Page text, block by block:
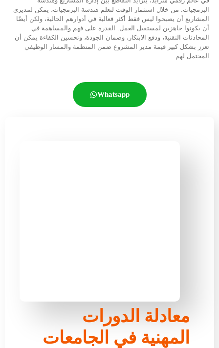
البرمجيات. من خلال استثمار الوقت لتعلم هندسة البرمجيات، يمكن لمديري
المشاريع أن يصبحوا ليس فقط أكثر فعالية في أدوارهم الحالية، ولكن أيضًا
أن يكونوا جاهزين لمستقبل العمل. القدرة على فهم والمساهمة في
المحادثات التقنية، ودفع الابتكار، وضمان الجودة، وتحسين الكفاءة يمكن أن
تعزز بشكل كبير قيمة مدير المشروع ضمن المنظمة والمسار الوظيفي
المحتمل لهم
Whatsapp
معادلة الدورات
المهنية في الجامعات